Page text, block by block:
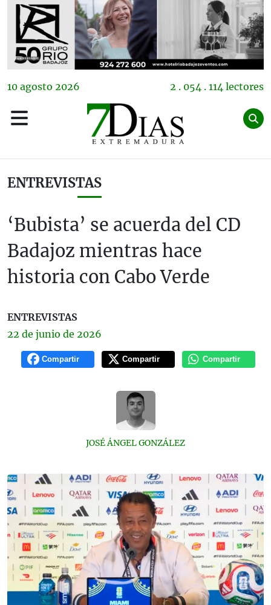
10 agosto 2026 2 . 054 . 114 lectores
ENTREVISTAS
‘Bubista’ se acuerda del CD
Badajoz mientras hace
historia con Cabo Verde
ENTREVISTAS
22 de junio de 2026
Compartir Compartir Compartir
JOSÉ ÁNGEL GONZÁLEZ